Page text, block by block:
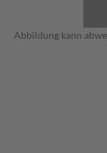
Abbildung kann